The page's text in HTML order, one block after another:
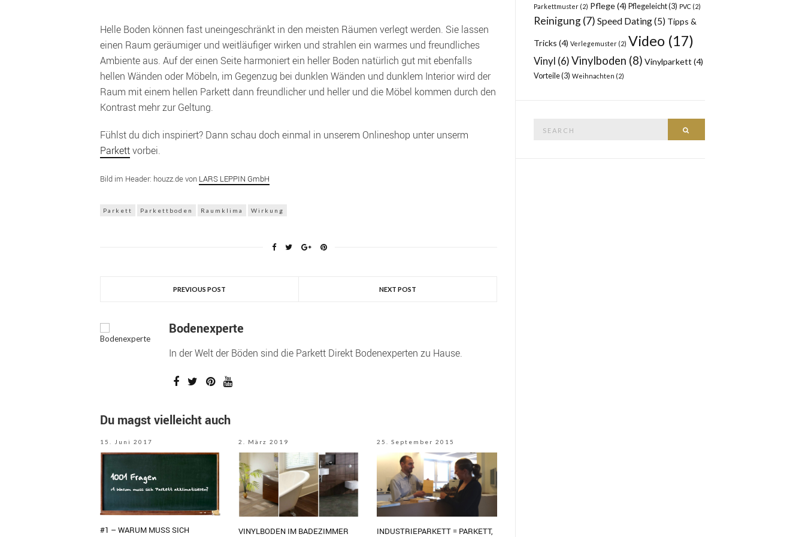
Helle Boden können fast uneingeschränkt in den meisten Räumen verlegt werden. Sie lassen
einen Raum geräumiger und weitläufiger wirken und strahlen ein warmes und freundliches
Ambiente aus. Auf der einen Seite harmoniert ein heller Boden natürlich gut mit ebenfalls
hellen Wänden oder Möbeln, im Gegenzug bei dunklen Wänden und dunklem Interior wird der
Raum mit einem hellen Parkett dann freundlicher und heller und die Möbel kommen durch den
Kontrast mehr zur Geltung.
Fühlst du dich inspiriert? Dann schau doch einmal in unserem Onlineshop unter unserm
Parkettvorbei.
Bild im Header: houzz.de von LARS LEPPIN GmbH
Parkett Parkettboden Raumklima Wirkung
PREVIOUS POST NEXT POST
Bodenexperte
In der Welt der Böden sind die Parkett Direkt Bodenexperten zu Hause.
Du magst vielleicht auch
15. Juni 2017
#1 – WARUM MUSS SICH
2. März 2019
VINYLBODEN IM BADEZIMMER
25. September 2015
INDUSTRIEPARKETT = PARKETT,
Parkettmuster (2) Pflege(4) Pflegeleicht(3) PVC (2)
Reinigung(7) Speed Dating(5) Tipps &
Tricks (4) Verlegemuster (2) Video (17)
Vinyl (6) Vinylboden (8) Vinylparkett(4)
Vorteile(3) Weihnachten (2)